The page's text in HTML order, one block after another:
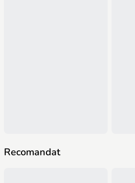
Recomandat